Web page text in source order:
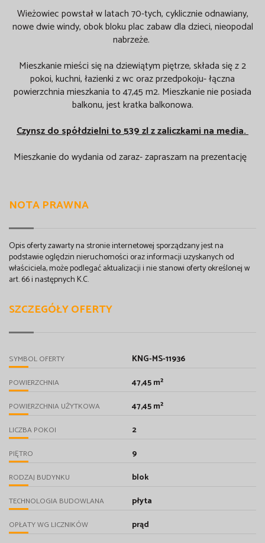
Wieżowiec powstał w latach 70-tych, cyklicznie odnawiany,
nowe dwie windy, obok bloku plac zabaw dla dzieci, nieopodal
nabrzeże.
Mieszkanie mieści się na dziewiątym piętrze, składa się z 2
pokoi, kuchni, łazienki z wc oraz przedpokoju- łączna
powierzchnia mieszkania to 47,45 m2. Mieszkanie nie posiada
balkonu, jest kratka balkonowa.
Czynsz do spółdzielni to 539 zl z zaliczkami na media.
Mieszkanie do wydania od zaraz- zapraszam na prezentację
NOTA PRAWNA
Opis oferty zawarty na stronie internetowej sporządzany jest na
podstawie oględzin nieruchomości oraz informacji uzyskanych od
właściciela, może podlegać aktualizacji i nie stanowi oferty określonej w
art. 66 i następnych K.C.
SZCZEGÓŁY OFERTY
SYMBOL OFERTY KNG-MS-11936
POWIERZCHNIA 47,45 m²
POWIERZCHNIA UŻYTKOWA 47,45 m²
LICZBA POKOI 2
PIĘTRO 9
RODZAJ BUDYNKU blok
TECHNOLOGIA BUDOWLANA płyta
OPŁATY WG LICZNIKÓW prąd